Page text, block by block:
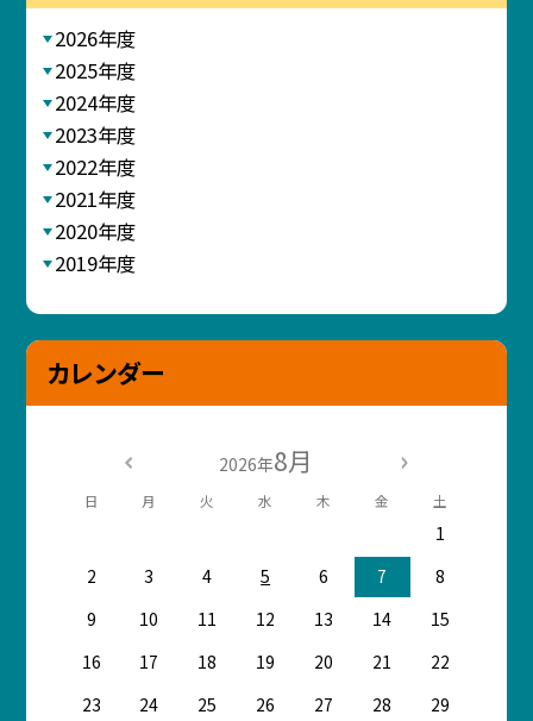
2026年度
2025年度
2024年度
2023年度
2022年度
2021年度
2020年度
2019年度
カレンダー
2026年8月
日 月 火 水 木 金 土
1
2
3 4 5 6 7
8
9
10 11 12 13 14
15
16
17 18 19 20 21
22
23
24 25 26 27 28
29